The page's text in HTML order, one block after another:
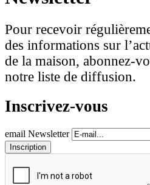
Pour recevoir
des informations sur
de la maison, abonnez-
notre liste de diffusion.
Inscrivez-vous
email Newsletter